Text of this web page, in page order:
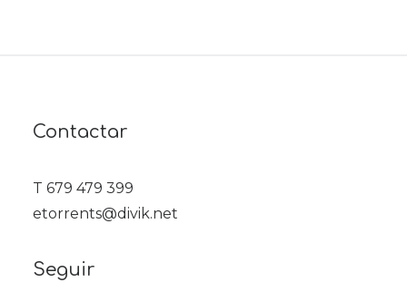
Contactar
T 679 479 399
etorrents@divik.net
Seguir